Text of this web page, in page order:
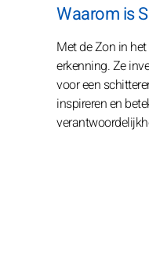
Waarom is
Met de Zon in
erkenning. Ze
voor een
inspireren en